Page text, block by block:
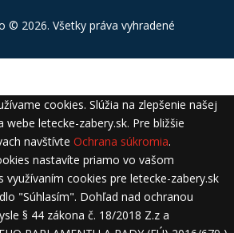
© 2026. Všetky práva vyhradené
cookies. Slúžia na zlepšenie našej
webe letecke-zabery.sk. Pre bližšie
navštívte Ochrana súkromia.
nastavíte priamo vo vašom
využívaním cookies pre letecke-zabery.sk
"Súhlasím". Dohľad nad ochranou
§ 44 zákona č. 18/2018 Z.z a